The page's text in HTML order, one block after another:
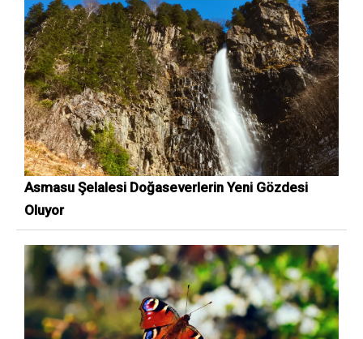
Asmasu Şelalesi Doğaseverlerin Yeni Gözdesi
Oluyor